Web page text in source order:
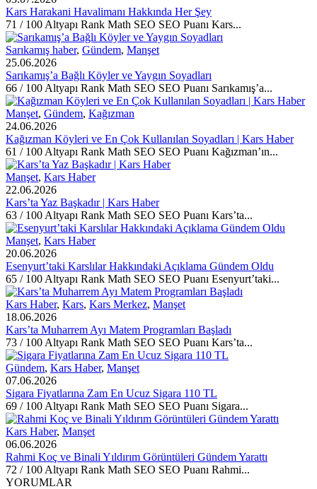
Kars Harakani Havalimanı Hakkında Her Şey
71 / 100 Altyapı Rank Math SEO SEO Puanı Kars...
Sarıkamış haber, Gündem, Manşet
25.06.2026
Sarıkamış’a Bağlı Köyler ve Yaygın Soyadları
66 / 100 Altyapı Rank Math SEO SEO Puanı Sarıkamış’a...
Manşet, Gündem, Kağızman
24.06.2026
Kağızman Köyleri ve En Çok Kullanılan Soyadları | Kars Haber
61 / 100 Altyapı Rank Math SEO SEO Puanı Kağızman’ın...
Manşet, Kars Haber
22.06.2026
Kars’ta Yaz Başkadır | Kars Haber
63 / 100 Altyapı Rank Math SEO SEO Puanı Kars’ta...
Manşet, Kars Haber
20.06.2026
Esenyurt’taki Karslılar Hakkındaki Açıklama Gündem Oldu
65 / 100 Altyapı Rank Math SEO SEO Puanı Esenyurt’taki...
Kars Haber, Kars, Kars Merkez, Manşet
18.06.2026
Kars’ta Muharrem Ayı Matem Programları Başladı
73 / 100 Altyapı Rank Math SEO SEO Puanı Kars’ta...
Gündem, Kars Haber, Manşet
07.06.2026
Sigara Fiyatlarına Zam En Ucuz Sigara 110 TL
69 / 100 Altyapı Rank Math SEO SEO Puanı Sigara...
Kars Haber, Manşet
06.06.2026
Rahmi Koç ve Binali Yıldırım Görüntüleri Gündem Yarattı
72 / 100 Altyapı Rank Math SEO SEO Puanı Rahmi...
YORUMLAR